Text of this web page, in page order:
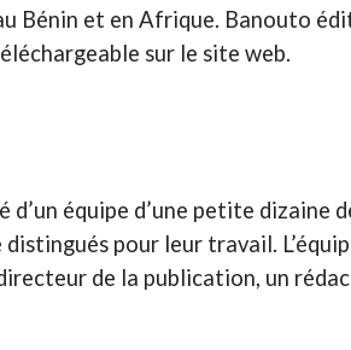
Bénin et en Afrique. Banouto
sur le site web.
d’un équipe d’une petite dizaine
pour leur travail.
de la publication, un